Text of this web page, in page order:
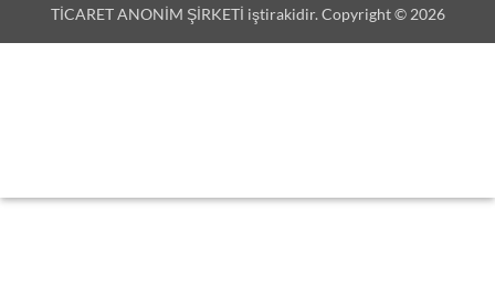
TİCARET ANONİM ŞİRKETİ iştirakidir. Copyright © 2026